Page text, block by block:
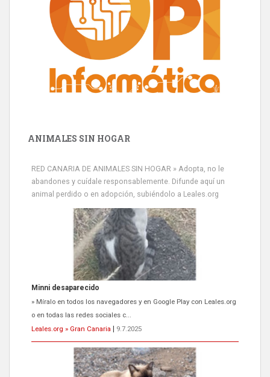
ANIMALES SIN HOGAR
RED CANARIA DE ANIMALES SIN HOGAR » Adopta, no le
abandones y cuídale responsablemente. Difunde aquí un
animal perdido o en adopción, subiéndolo a Leales.org
Minni desaparecido
» Míralo en todos los navegadores y en Google Play con Leales.org
o en todas las redes sociales c...
Leales.org » Gran Canaria
9.7.2025